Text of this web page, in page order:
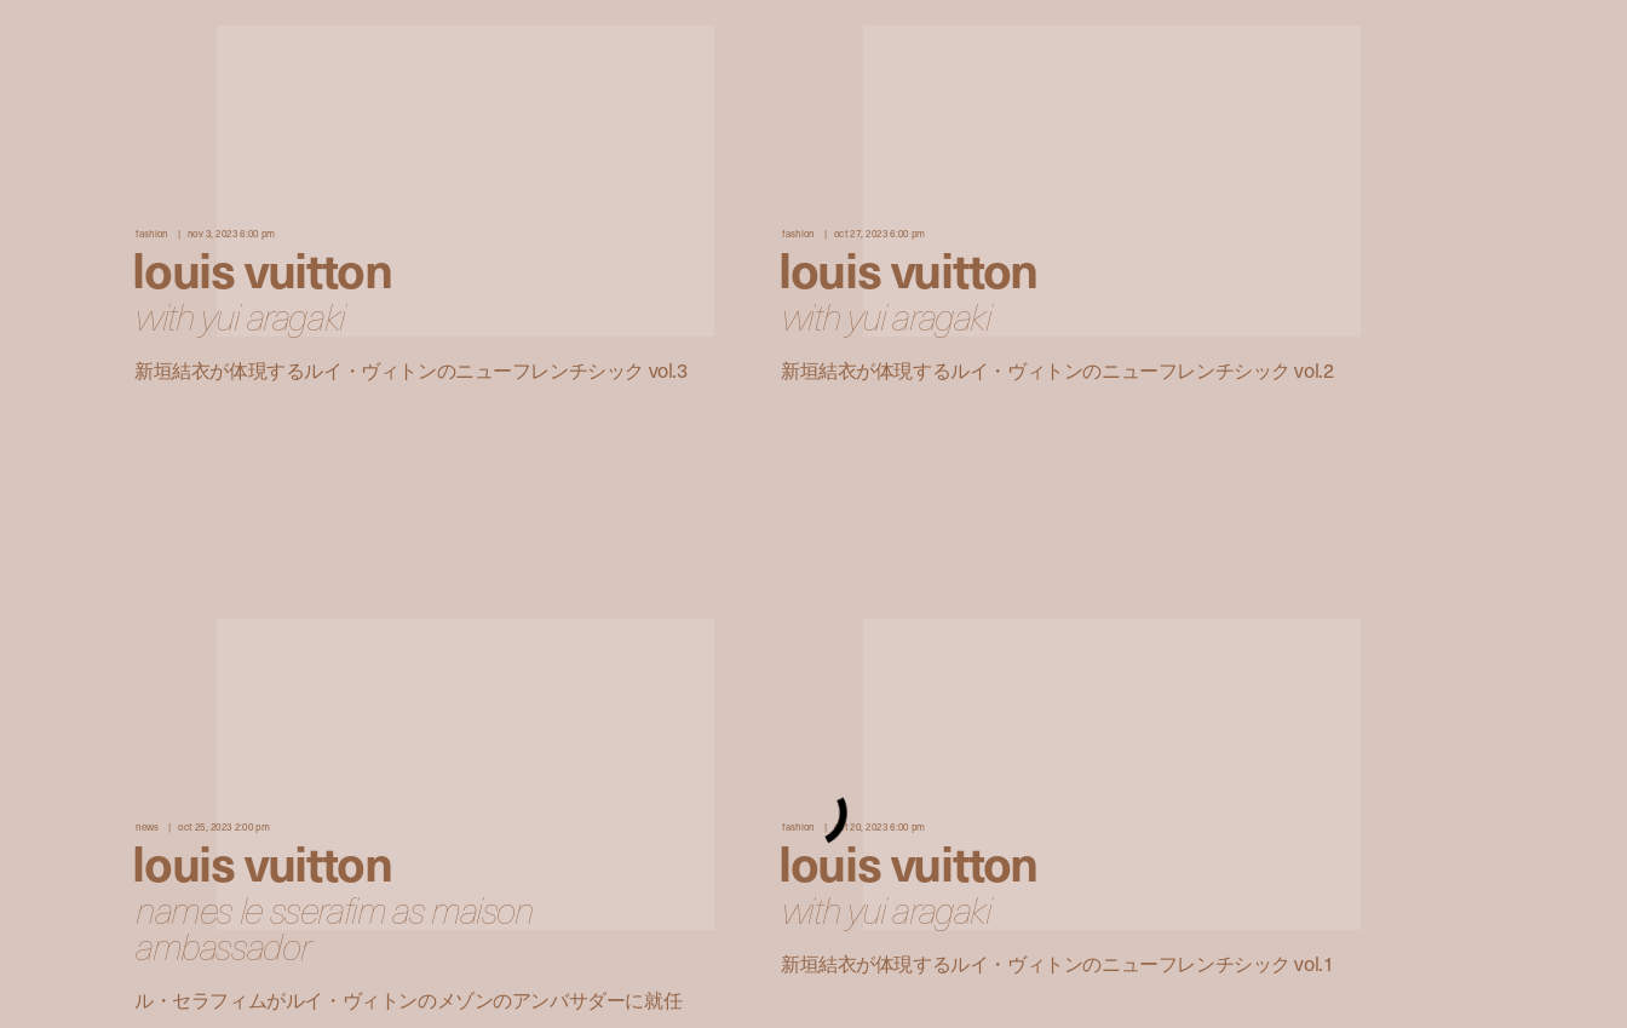
fashion nov 3, 2023 6:00 pm
louis vuitton
with yui aragaki
新垣結衣が体現するルイ・ヴィトンのニューフレンチシック vol.3
fashion oct 27, 2023 6:00 pm
louis vuitton
with yui aragaki
新垣結衣が体現するルイ・ヴィトンのニューフレンチシック vol.2
news oct 25, 2023 2:00 pm
louis vuitton
names le sserafim as maison
ambassador
ル・セラフィムがルイ・ヴィトンのメゾンのアンバサダーに就任
fashion oct 20, 2023 6:00 pm
louis vuitton
with yui aragaki
新垣結衣が体現するルイ・ヴィトンのニューフレンチシック vol.1